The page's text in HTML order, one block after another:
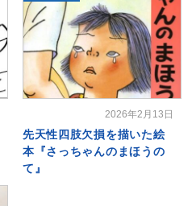
2026年2月13日
先天性四肢欠損を描いた絵
本『さっちゃんのまほうの
て』